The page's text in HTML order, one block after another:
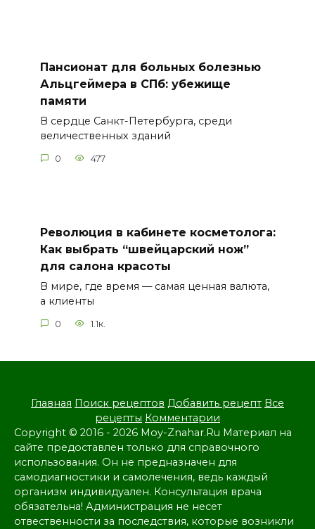
Пансионат для больных болезнью
Альцгеймера в СПб: убежище
памяти
В сердце Санкт-Петербурга, среди
величественных зданий
0 477
Революция в кабинете косметолога:
Как выбрать “швейцарский нож”
для салона красоты
В мире, где время — самая ценная валюта,
а клиенты
0 1.1к.
Главная Поиск рецептов Добавить рецепт Все
рецепты Комментарии
Copyright © 2016 - 2026 Moy-Znahar.Ru Материал на
сайте предоставлен только для справочного
использования. Он не предназначен для
самодиагностики и самолечения, ведь каждый
организм индивидуален. Консультация врача
обязательна! Администрация не несет
отвественности за последствия, которые возникли